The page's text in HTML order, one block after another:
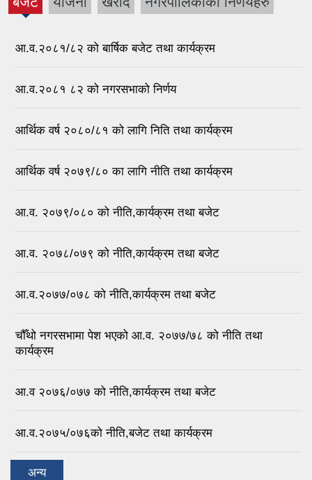
(active
आ.व.२०८१/८२ को बार्षिक बजेट तथा कार्यक्रम
आ.व.२०८१ ८२ को नगरसभाको निर्णय
आर्थिक वर्ष २०८०/८१ को लागि निति तथा कार्यक्रम
आर्थिक वर्ष २०७९/८० का लागि नीति तथा कार्यक्रम
आ.व. २०७९/०८० को नीति,कार्यक्रम तथा बजेट
आ.व. २०७८/०७९ को नीति,कार्यक्रम तथा बजेट
आ.व.२०७७/०७८ को नीति,कार्यक्रम तथा बजेट
चौँथो नगरसभामा पेश भएको आ.व. २०७७/७८ को नीति तथा
कार्यक्रम
आ.व २०७६/०७७ को नीति,कार्यक्रम तथा बजेट
आ.व.२०७५/०७६को नीति,बजेट तथा कार्यक्रम
अन्य